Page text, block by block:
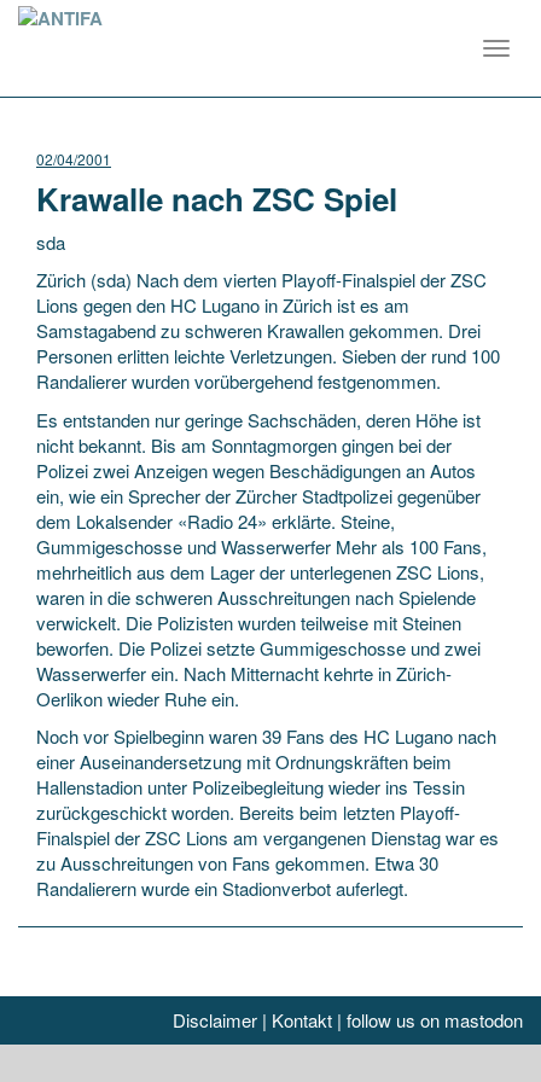
02/04/2001
Krawalle nach ZSC Spiel
sda
Zürich (sda) Nach dem vierten Playoff-Finalspiel der ZSC
Lions gegen den HC Lugano in Zürich ist es am
Samstagabend zu schweren Krawallen gekommen. Drei
Personen erlitten leichte Verletzungen. Sieben der rund 100
Randalierer wurden vorübergehend festgenommen.
Es entstanden nur geringe Sachschäden, deren Höhe ist
nicht bekannt. Bis am Sonntagmorgen gingen bei der
Polizei zwei Anzeigen wegen Beschädigungen an Autos
ein, wie ein Sprecher der Zürcher Stadtpolizei gegenüber
dem Lokalsender «Radio 24» erklärte. Steine,
Gummigeschosse und Wasserwerfer Mehr als 100 Fans,
mehrheitlich aus dem Lager der unterlegenen ZSC Lions,
waren in die schweren Ausschreitungen nach Spielende
verwickelt. Die Polizisten wurden teilweise mit Steinen
beworfen. Die Polizei setzte Gummigeschosse und zwei
Wasserwerfer ein. Nach Mitternacht kehrte in Zürich-
Oerlikon wieder Ruhe ein.
Noch vor Spielbeginn waren 39 Fans des HC Lugano nach
einer Auseinandersetzung mit Ordnungskräften beim
Hallenstadion unter Polizeibegleitung wieder ins Tessin
zurückgeschickt worden. Bereits beim letzten Playoff-
Finalspiel der ZSC Lions am vergangenen Dienstag war es
zu Ausschreitungen von Fans gekommen. Etwa 30
Randalierern wurde ein Stadionverbot auferlegt.
Disclaimer | Kontakt | follow us on mastodon